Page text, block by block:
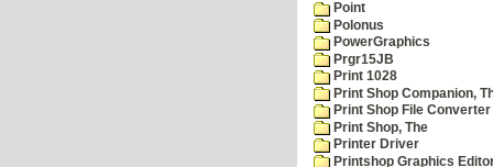
Point
Polonus
PowerGraphics
Prgr15JB
Print 1028
Print Shop Companion,
Print Shop File Converter
Print Shop, The
Printer Driver
Printshop Graphics